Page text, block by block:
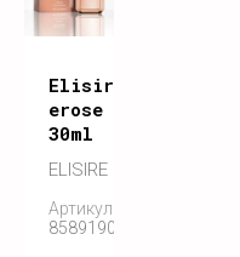
Elisire
erose
30ml
ELISIRE
Артикул:
858919005193